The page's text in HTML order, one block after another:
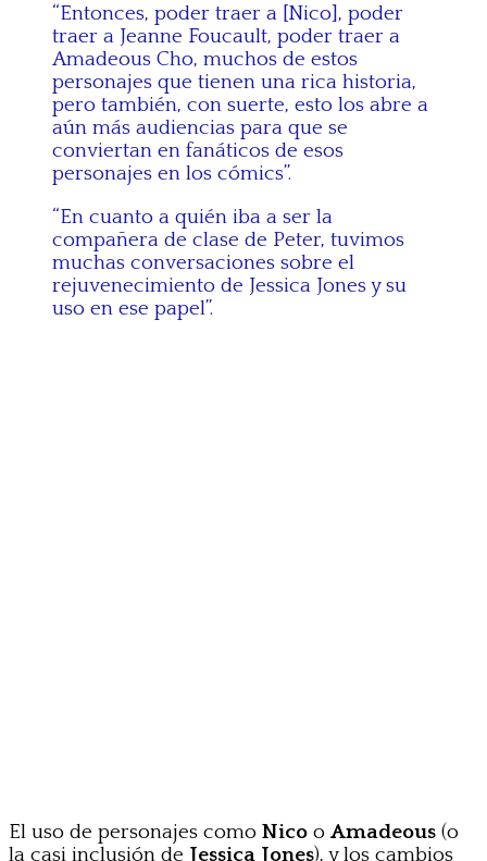
“Entonces, poder traer a [Nico], poder
traer a Jeanne Foucault, poder traer a
Amadeous Cho, muchos de estos
personajes que tienen una rica historia,
pero también, con suerte, esto los abre a
aún más audiencias para que se
conviertan en fanáticos de esos
personajes en los cómics”.
“En cuanto a quién iba a ser la
compañera de clase de Peter, tuvimos
muchas conversaciones sobre el
rejuvenecimiento de Jessica Jones y su
uso en ese papel”.
El uso de personajes como Nico o Amadeous (o
la casi inclusión de Jessica Jones), y los cambios